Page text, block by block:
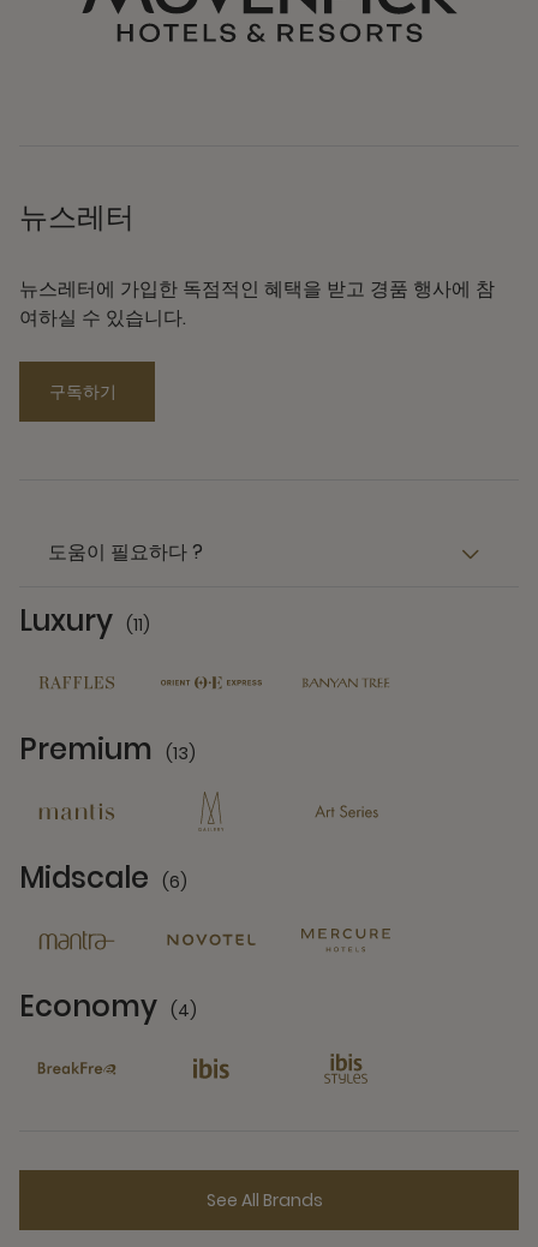
뉴스레터
뉴스레터에 가입한 독점적인 혜택을 받고 경품 행사에 참
여하실 수 있습니다.
구독하기
도움이 필요하다 ?
Luxury (11)
Premium (13)
Midscale (6)
Economy (4)
See All Brands